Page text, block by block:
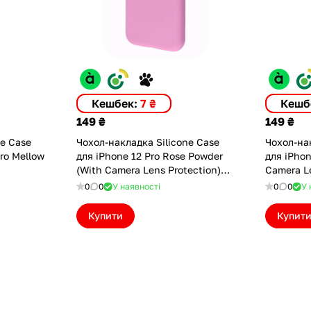
Case
Mellow
Кешбек:7 ₴
149 ₴
Чохол-накладка Silicone Case
для iPhone 12 Pro Rose Powder
(With Camera Lens Protection)
(ASC12PCLPRPWDR)
0 0 У наявності
Купити
149 ₴
Чохол-
для iPhone 12 Pine
Camera
0 0 У
Купити